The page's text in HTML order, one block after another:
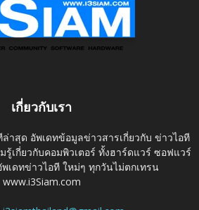
เกี่ยวกับเรา
าสุด อัพเดทข้อมูลข่าวสารเกี่ยวกับ ข่าวไอที
รู้เกี่ยวกับคอมพิวเตอร์ ทั้งฮาร์ดแวร์ ซอฟแวร์
เดทข่าวไอที ใหม่ๆ ทุกวันไม่ตกเทรน
www.i3Siam.com